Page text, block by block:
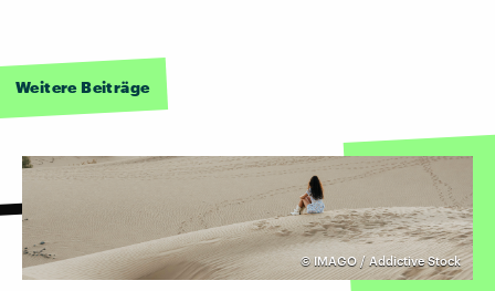
Weitere Beiträge
© IMAGO / Addictive Stock